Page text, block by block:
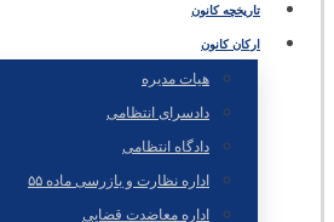
تاریخچه کانون
ارکان کانون
هیات مدیره
دادسرای انتظامی
دادگاه انتظامی
اداره نظارت و بازرسی ماده ۵۵
اداره معاضدت قضایی